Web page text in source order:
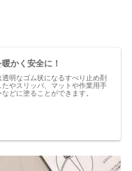
かく安全に！
明なゴム状になるすべり止め剤
たやスリッパ、マットや作業用手
どに塗ることができます。